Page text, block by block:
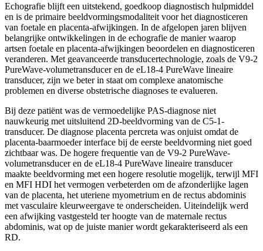
Echografie blijft een uitstekend, goedkoop diagnostisch hulpmiddel
en is de primaire beeldvormingsmodaliteit voor het diagnosticeren
van foetale en placenta-afwijkingen. In de afgelopen jaren blijven
belangrijke ontwikkelingen in de echografie de manier waarop
artsen foetale en placenta-afwijkingen beoordelen en diagnosticeren
veranderen. Met geavanceerde transducertechnologie, zoals de V9-2
PureWave-volumetransducer en de eL18-4 PureWave lineaire
transducer, zijn we beter in staat om complexe anatomische
problemen en diverse obstetrische diagnoses te evalueren.
Bij deze patiënt was de vermoedelijke PAS-diagnose niet
nauwkeurig met uitsluitend 2D-beeldvorming van de C5-1-
transducer. De diagnose placenta percreta was onjuist omdat de
placenta-baarmoeder interface bij de eerste beeldvorming niet goed
zichtbaar was. De hogere frequentie van de V9-2 PureWave-
volumetransducer en de eL18-4 PureWave lineaire transducer
maakte beeldvorming met een hogere resolutie mogelijk, terwijl MFI
en MFI HDI het vermogen verbeterden om de afzonderlijke lagen
van de placenta, het uteriene myometrium en de rectus abdominis
met vasculaire kleurweergave te onderscheiden. Uiteindelijk werd
een afwijking vastgesteld ter hoogte van de maternale rectus
abdominis, wat op de juiste manier wordt gekarakteriseerd als een
RD.